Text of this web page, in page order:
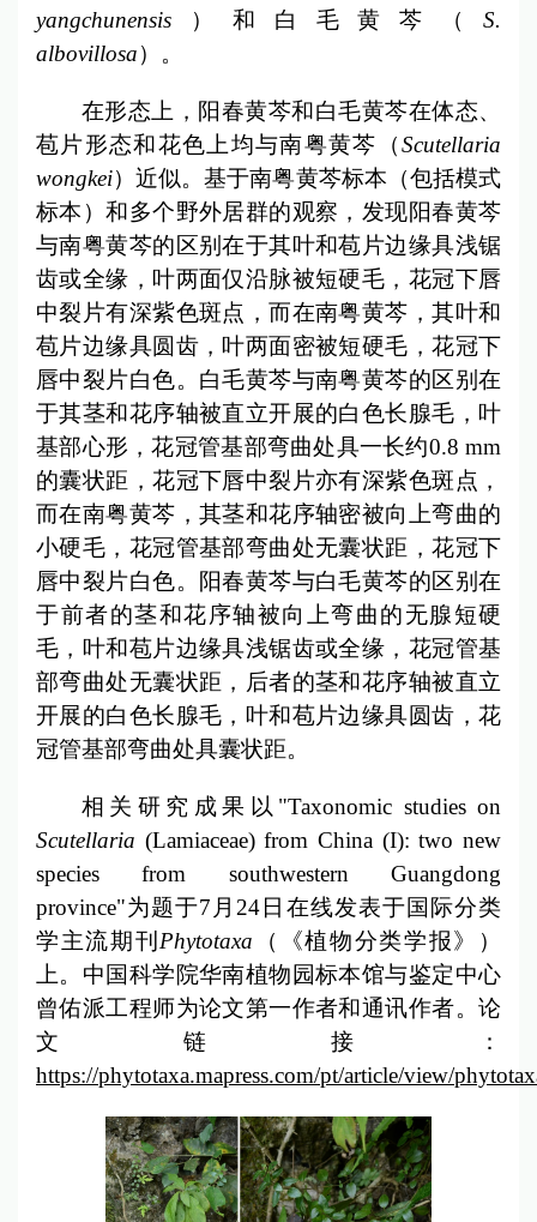
yangchunensis ）和白毛黄芩（ S.
albovillosa）。
在形态上，阳春黄芩和白毛黄芩在体态、
苞片形态和花色上均与南粤黄芩（Scutellaria
wongkei）近似。基于南粤黄芩标本（包括模式
标本）和多个野外居群的观察，发现阳春黄芩
与南粤黄芩的区别在于其叶和苞片边缘具浅锯
齿或全缘，叶两面仅沿脉被短硬毛，花冠下唇
中裂片有深紫色斑点，而在南粤黄芩，其叶和
苞片边缘具圆齿，叶两面密被短硬毛，花冠下
唇中裂片白色。白毛黄芩与南粤黄芩的区别在
于其茎和花序轴被直立开展的白色长腺毛，叶
基部心形，花冠管基部弯曲处具一长约0.8 mm
的囊状距，花冠下唇中裂片亦有深紫色斑点，
而在南粤黄芩，其茎和花序轴密被向上弯曲的
小硬毛，花冠管基部弯曲处无囊状距，花冠下
唇中裂片白色。阳春黄芩与白毛黄芩的区别在
于前者的茎和花序轴被向上弯曲的无腺短硬
毛，叶和苞片边缘具浅锯齿或全缘，花冠管基
部弯曲处无囊状距，后者的茎和花序轴被直立
开展的白色长腺毛，叶和苞片边缘具圆齿，花
冠管基部弯曲处具囊状距。
相关研究成果以"Taxonomic studies on
Scutellaria (Lamiaceae) from China (I): two new
species from southwestern Guangdong
province"为题于7月24日在线发表于国际分类
学主流期刊 Phytotaxa （《植物分类学报》）
上。中国科学院华南植物园标本馆与鉴定中心
曾佑派工程师为论文第一作者和通讯作者。论
文链接：
https://phytotaxa.mapress.com/pt/article/view/